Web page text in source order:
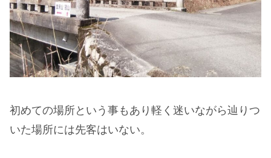
初めての場所という事もあり軽く迷いながら辿りつ
いた場所には先客はいない。